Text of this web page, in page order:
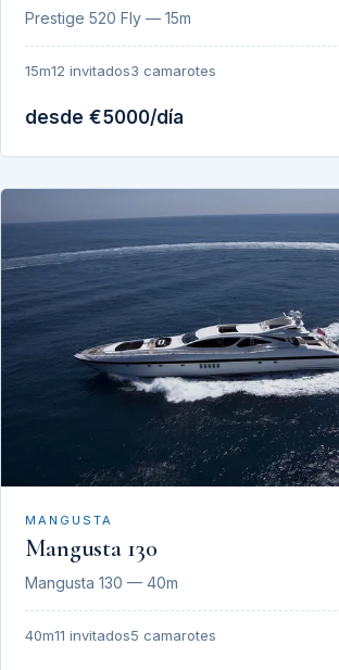
Prestige 520 Fly — 15m
15m12 invitados3 camarotes
desde €5000/día
MANGUSTA
Mangusta 130
Mangusta 130 — 40m
40m11 invitados5 camarotes